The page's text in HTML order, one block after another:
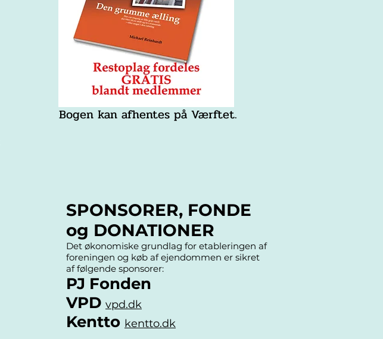
Bogen kan afhentes på Værftet.
SPONSORER, FONDE
og DONATIONER
Det økonomiske grundlag for etableringen af
foreningen og køb af ejendommen er sikret
af følgende sponsorer:
PJ Fonden
VPD vpd.dk
Kentto kentto.dk